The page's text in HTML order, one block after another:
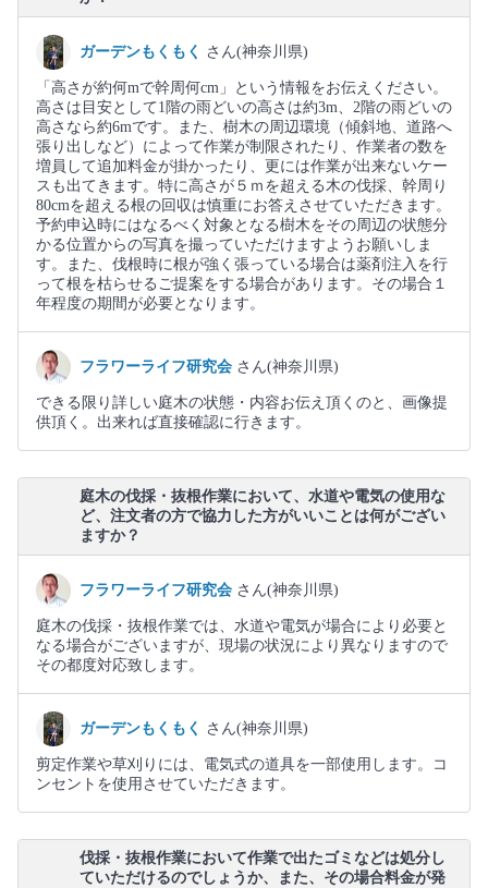
ガーデンもくもく さん(神奈川県)
「高さが約何mで幹周何cm」という情報をお伝えください。
高さは目安として1階の雨どいの高さは約3m、2階の雨どいの
高さなら約6mです。また、樹木の周辺環境（傾斜地、道路へ
張り出しなど）によって作業が制限されたり、作業者の数を
増員して追加料金が掛かったり、更には作業が出来ないケー
スも出てきます。特に高さが５ｍを超える木の伐採、幹周り
80cmを超える根の回収は慎重にお答えさせていただきます。
予約申込時にはなるべく対象となる樹木をその周辺の状態分
かる位置からの写真を撮っていただけますようお願いしま
す。また、伐根時に根が強く張っている場合は薬剤注入を行
って根を枯らせるご提案をする場合があります。その場合１
年程度の期間が必要となります。
フラワーライフ研究会 さん(神奈川県)
できる限り詳しい庭木の状態・内容お伝え頂くのと、画像提
供頂く。出来れば直接確認に行きます。
庭木の伐採・抜根作業において、水道や電気の使用な
ど、注文者の方で協力した方がいいことは何がござい
ますか？
フラワーライフ研究会 さん(神奈川県)
庭木の伐採・抜根作業では、水道や電気が場合により必要と
なる場合がございますが、現場の状況により異なりますので
その都度対応致します。
ガーデンもくもく さん(神奈川県)
剪定作業や草刈りには、電気式の道具を一部使用します。コ
ンセントを使用させていただきます。
伐採・抜根作業において作業で出たゴミなどは処分し
ていただけるのでしょうか、また、その場合料金が発